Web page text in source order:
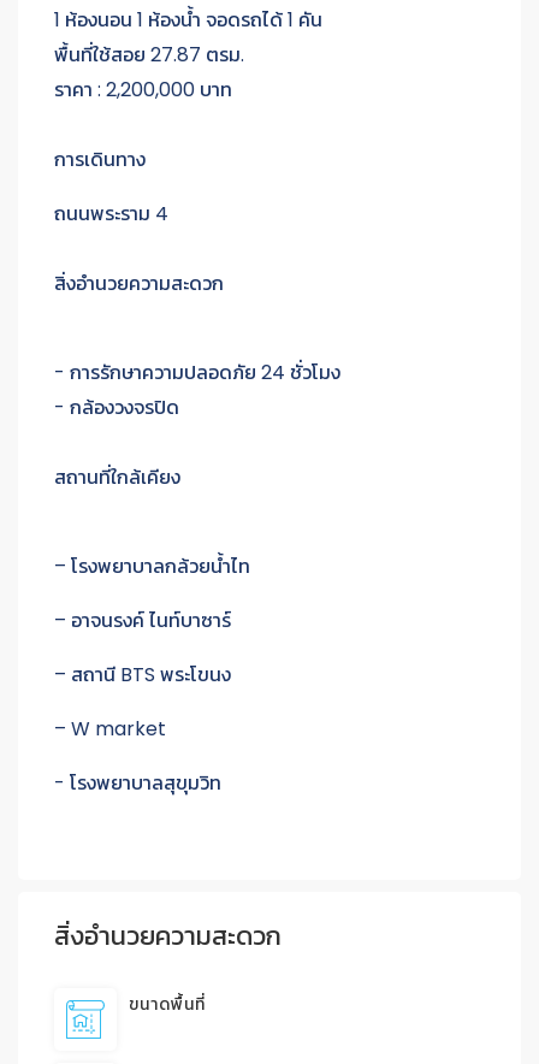
1 ห้องนอน 1 ห้องน้ำ จอดรถได้ 1 คัน
พื้นที่ใช้สอย 27.87 ตรม.
ราคา : 2,200,000 บาท
การเดินทาง
ถนนพระราม 4
สิ่งอำนวยความสะดวก
- การรักษาความปลอดภัย 24 ชั่วโมง
- กล้องวงจรปิด
สถานที่ใกล้เคียง
– โรงพยาบาลกล้วยน้ำไท
– อาจนรงค์ ไนท์บาซาร์
– สถานี BTS พระโขนง
– W market
- โรงพยาบาลสุขุมวิท
สิ่งอำนวยความสะดวก
ขนาดพื้นที่